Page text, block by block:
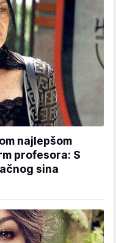
najlepšom
profesora: S
sina